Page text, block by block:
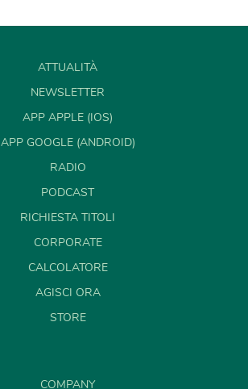
ATTUALITÀ
NEWSLETTER
APP APPLE (IOS)
APP GOOGLE (ANDROID)
RADIO
PODCAST
RICHIESTA TITOLI
CORPORATE
CALCOLATORE
AGISCI ORA
STORE
COMPANY